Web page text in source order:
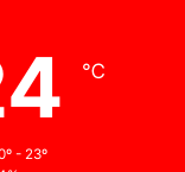
℃
- 23º